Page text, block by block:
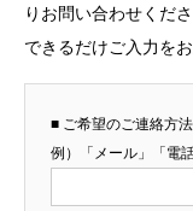
りお問い合わせくだ
できるだけご入力をお
■ ご希望のご連絡方
例）「メール」「電話